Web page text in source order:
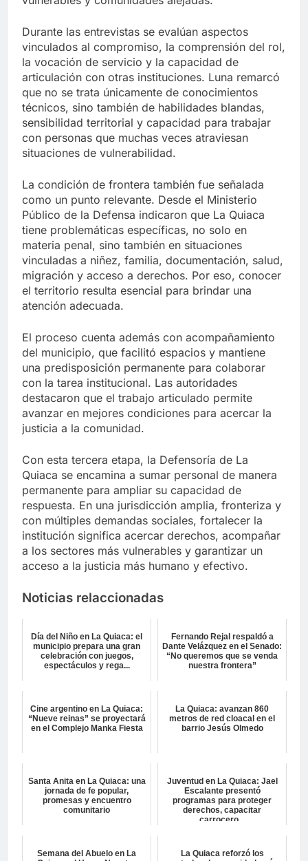
Durante las entrevistas se evalúan aspectos
vinculados al compromiso, la comprensión del rol,
la vocación de servicio y la capacidad de
articulación con otras instituciones. Luna remarcó
que no se trata únicamente de conocimientos
técnicos, sino también de habilidades blandas,
sensibilidad territorial y capacidad para trabajar
con personas que muchas veces atraviesan
situaciones de vulnerabilidad.
La condición de frontera también fue señalada
como un punto relevante. Desde el Ministerio
Público de la Defensa indicaron que La Quiaca
tiene problemáticas específicas, no solo en
materia penal, sino también en situaciones
vinculadas a niñez, familia, documentación, salud,
migración y acceso a derechos. Por eso, conocer
el territorio resulta esencial para brindar una
atención adecuada.
El proceso cuenta además con acompañamiento
del municipio, que facilitó espacios y mantiene
una predisposición permanente para colaborar
con la tarea institucional. Las autoridades
destacaron que el trabajo articulado permite
avanzar en mejores condiciones para acercar la
justicia a la comunidad.
Con esta tercera etapa, la Defensoría de La
Quiaca se encamina a sumar personal de manera
permanente para ampliar su capacidad de
respuesta. En una jurisdicción amplia, fronteriza y
con múltiples demandas sociales, fortalecer la
institución significa acercar derechos, acompañar
a los sectores más vulnerables y garantizar un
acceso a la justicia más humano y efectivo.
Noticias relaccionadas
Día del Niño en La Quiaca: el
municipio prepara una gran
celebración con juegos,
espectáculos y rega...
Fernando Rejal respaldó a
Dante Velázquez en el Senado:
“No queremos que se venda
nuestra frontera”
Cine argentino en La Quiaca:
“Nueve reinas” se proyectará
en el Complejo Manka Fiesta
La Quiaca: avanzan 860
metros de red cloacal en el
barrio Jesús Olmedo
Santa Anita en La Quiaca: una
jornada de fe popular,
promesas y encuentro
comunitario
Juventud en La Quiaca: Jael
Escalante presentó
programas para proteger
derechos, capacitar
carrocero...
Semana del Abuelo en La
La Quiaca reforzó los